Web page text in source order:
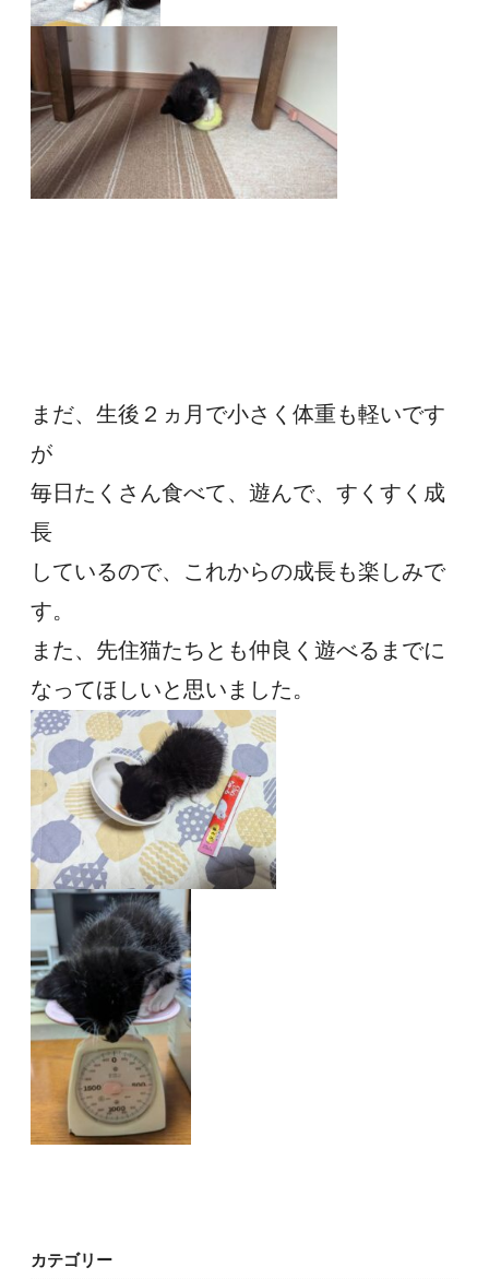
まだ、生後２ヵ月で小さく体重も軽いです
が
毎日たくさん食べて、遊んで、すくすく成
長
しているので、これからの成長も楽しみで
す。
また、先住猫たちとも仲良く遊べるまでに
なってほしいと思いました。
カテゴリー